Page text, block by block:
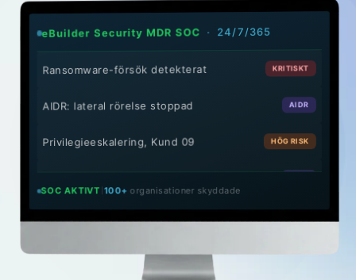
eBuilder Security MDR SOC · 24/7/365
Ransomware-försök detekterat KRITISKT
AIDR: lateral rörelse stoppad AIDR
Privilegieeskalering, Kund 09 HÖG RISK
SOC AKTIVT 100+ organisationer skyddade